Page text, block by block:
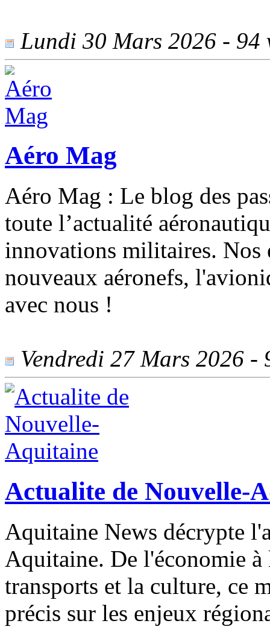
Lundi 30 Mars 2026 - 94
Aéro Mag
Aéro Mag : Le blog des
toute l’actualité
innovations militaires. Nos
nouveaux aéronefs,
avec nous !
Vendredi 27 Mars 2026 -
Actualite de Nouvelle-
Aquitaine News décrypte
Aquitaine. De l'économie
transports et la culture, ce
précis sur les enjeux